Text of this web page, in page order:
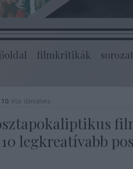
filmkritikák
írta: danialves
10 legkreatívabb